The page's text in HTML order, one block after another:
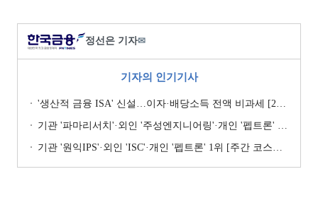
정선은 기자✉
기자의 인기기사
'생산적 금융 ISA' 신설…이자·배당소득 전액 비과세 [2026 세제개편안]
기관 '파마리서치'·외인 '주성엔지니어링'·개인 '펩트론' 1위 [주간 코스닥 순매수- 2026년 7월27일~7월31일]
기관 '원익IPS'·외인 'ISC'·개인 '펩트론' 1위 [주간 코스닥 순매수- 2026년 7월6일~7월10일]